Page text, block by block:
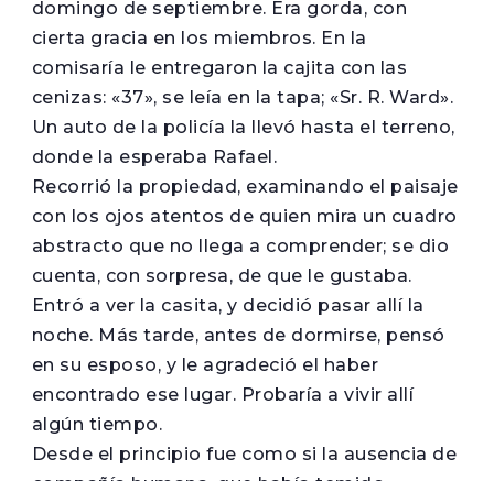
domingo de septiembre. Era gorda, con
cierta gracia en los miembros. En la
comisaría le entregaron la cajita con las
cenizas: «37», se leía en la tapa; «Sr. R. Ward».
Un auto de la policía la llevó hasta el terreno,
donde la esperaba Rafael.
Recorrió la propiedad, examinando el paisaje
con los ojos atentos de quien mira un cuadro
abstracto que no llega a comprender; se dio
cuenta, con sorpresa, de que le gustaba.
Entró a ver la casita, y decidió pasar allí la
noche. Más tarde, antes de dormirse, pensó
en su esposo, y le agradeció el haber
encontrado ese lugar. Probaría a vivir allí
algún tiempo.
Desde el principio fue como si la ausencia de